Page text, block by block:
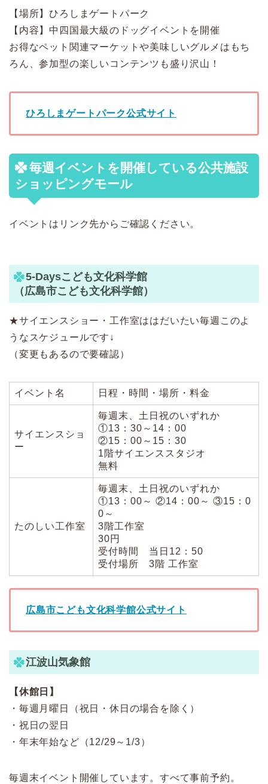
【場所】ひろしまゲートパーク
【内容】中四国最大級のドッグイベントを開催
お得なペット関連マーケットや美味しいグルメはもち
ろん、参加型の楽しいコンテンツも盛り沢山！
ひろしまゲートパーク公式サイト
毎週イベントを開催している公共施設
ショッピングモール
イベントはリンク先からご確認ください。
5-Daysこども文化科学館
（広島市こども文化科学館）
★サイエンスショー・工作室ははだいたい毎週このよ
うなスケジュールです↓
（変更もあるので要確認）
イベント名 日程・時間・場所・料金
サイエンスショ
ー
毎週末、土日祝のいずれか
①13：30～14：00
②15：00～15：30
1階サイエンススタジオ
無料
たのしい工作室
毎週末、土日祝のいずれか
①13：00～ ②14：00～ ③15：0
0～
3階工作室
30円
受付時間 当日12：50
受付場所 3階 工作室
広島市こども文化科学館公式サイト
江波山気象館
【休館日】
・毎週月曜日（祝日・休日の場合を除く）
・祝日の翌日
・年末年始など（12/29～1/3）
毎週末イベント開催しています。すべて事前予約。